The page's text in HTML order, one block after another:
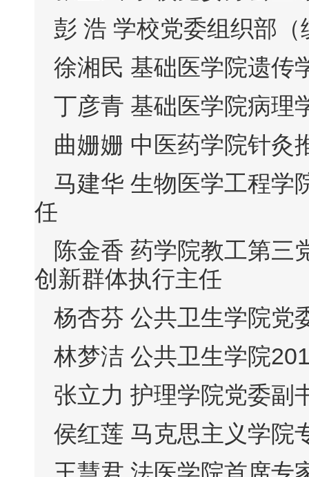
彭 浩 学校党委组织部
徐湘民 基础医学院遗传
丁彦青 基础医学院病理
曲姗姗 中医药学院针灸
马建华 生物医学工程学
任
陈金香 药学院教工第三
创新群体执行主任
杨杏芬 公共卫生学院党
林梦洁 公共卫生学院
张立力 护理学院党委副
侯红莲 马克思主义学院